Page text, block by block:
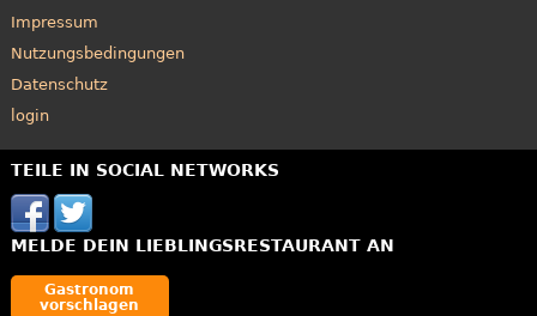
Impressum
Nutzungsbedingungen
Datenschutz
login
TEILE IN SOCIAL NETWORKS
MELDE DEIN LIEBLINGSRESTAURANT AN
Gastronom
vorschlagen